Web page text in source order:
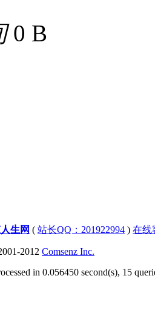
0 B
生网 ( 站长QQ：201922994 ) 在线
2012 Comsenz Inc.
in 0.056450 second(s), 15